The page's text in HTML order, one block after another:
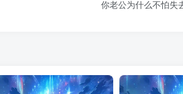
你老公为什么不怕失